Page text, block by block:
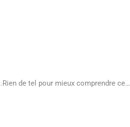
de tel pour mieux comprendre ce…